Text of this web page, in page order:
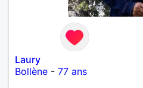
Laury
Bollène - 77 ans